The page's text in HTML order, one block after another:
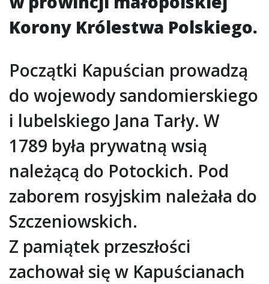
Korony Królestwa Polskiego.
Początki Kapuścian prowadzą
do wojewody sandomierskiego
i lubelskiego Jana Tarły. W
1789 była prywatną wsią
należącą do Potockich. Pod
zaborem rosyjskim należała do
Szczeniowskich.
Z pamiątek przeszłości
zachował się w Kapuścianach